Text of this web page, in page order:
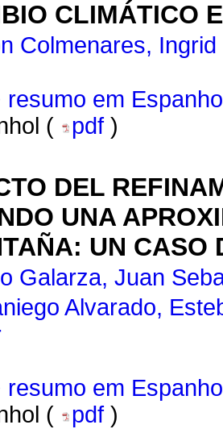
CLIMÁTICO
Colmenares,
resumo em
(
pdf )
DEL
UNA
UN CASO
Galarza, Juan
Alvarado,
resumo em
(
pdf )